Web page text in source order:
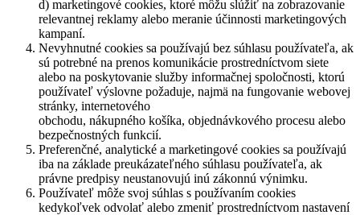
d) marketingové cookies, ktoré môžu slúžiť na zobrazovanie
relevantnej reklamy alebo meranie účinnosti marketingových
kampaní.
Nevyhnutné cookies sa používajú bez súhlasu používateľa, ak
sú potrebné na prenos komunikácie prostredníctvom siete
alebo na poskytovanie služby informačnej spoločnosti, ktorú
používateľ výslovne požaduje, najmä na fungovanie webovej
stránky, internetového
obchodu, nákupného košíka, objednávkového procesu alebo
bezpečnostných funkcií.
Preferenčné, analytické a marketingové cookies sa používajú
iba na základe preukázateľného súhlasu používateľa, ak
právne predpisy neustanovujú inú zákonnú výnimku.
Používateľ môže svoj súhlas s používaním cookies
kedykoľvek odvolať alebo zmeniť prostredníctvom nastavení